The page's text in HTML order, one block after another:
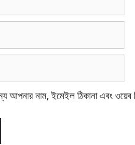
আপনার নাম, ইমেইল ঠিকানা এবং